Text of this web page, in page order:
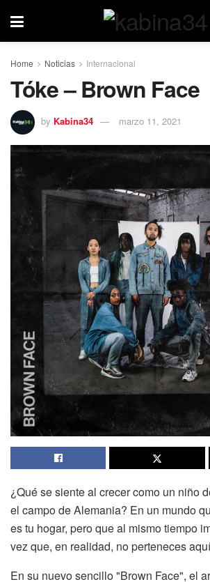
Home Noticias Internacional
Tóke – Brown Face
by Kabina34 marzo 11, 2021
¿Qué se siente al crecer como un niño
el campo de Alemania? En un mundo
es tu hogar, pero que al mismo tiempo
vez que, en realidad, no perteneces
En su nuevo sencillo "Brown Face", el